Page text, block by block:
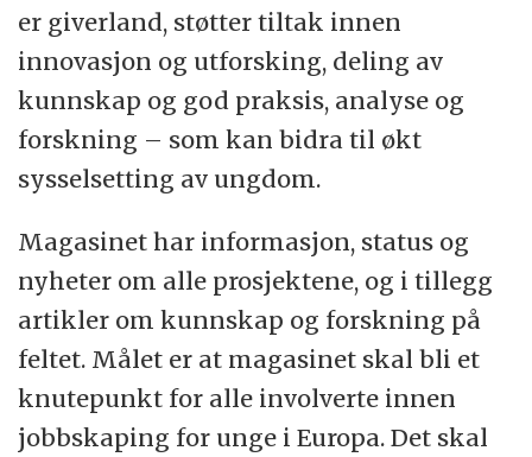
er giverland, støtter tiltak innen
innovasjon og utforsking, deling av
kunnskap og god praksis, analyse og
forskning – som kan bidra til økt
sysselsetting av ungdom.
Magasinet har informasjon, status og
nyheter om alle prosjektene, og i tillegg
artikler om kunnskap og forskning på
feltet. Målet er at magasinet skal bli et
knutepunkt for alle involverte innen
jobbskaping for unge i Europa. Det skal